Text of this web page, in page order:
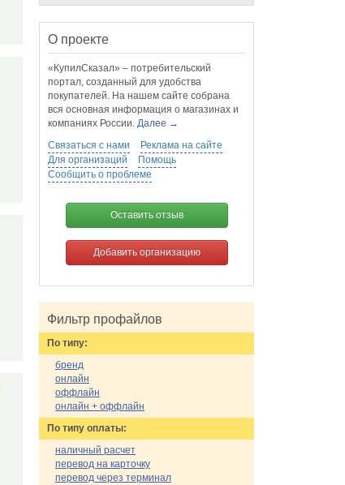
О проекте
«КупилСказал» – потребительский
портал, созданный для удобства
покупателей. На нашем сайте собрана
вся основная информация о магазинах и
компаниях России. Далее →
Связаться с нами
Реклама на сайте
Для организаций
Помощь
Сообщить о проблеме
Оставить отзыв
Добавить организацию
Фильтр профайлов
По типу:
бренд
онлайн
оффлайн
онлайн + оффлайн
По типу оплаты:
наличный расчет
перевод на карточку
перевод через терминал